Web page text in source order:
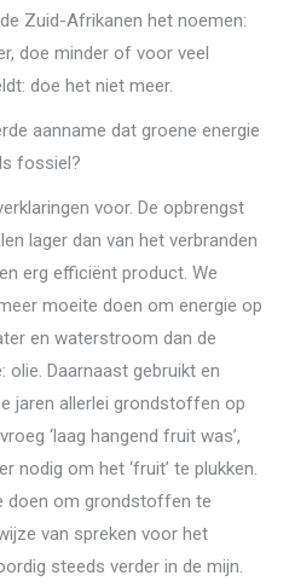
Zuid-Afrikanen het noemen:
doe minder of voor veel
doe het niet meer.
aanname dat groene energie
fossiel?
voor. De opbrengst
lager dan van het verbranden
erg efficiënt product. We
moeite doen om energie op
en waterstroom dan de
Daarnaast gebruikt en
jaren allerlei grondstoffen op
‘laag hangend fruit was’,
nodig om het ‘fruit’ te plukken.
doen om grondstoffen te
van spreken voor het
steeds verder in de mijn.